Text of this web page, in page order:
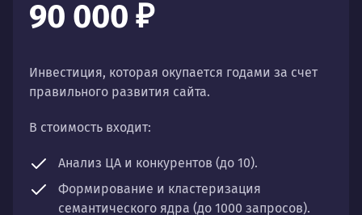
90 000 ₽
Инвестиция, которая окупается годами за счет
правильного развития сайта.
В стоимость входит:
Анализ ЦА и конкурентов (до 10).
Формирование и кластеризация
семантического ядра (до 1000 запросов).